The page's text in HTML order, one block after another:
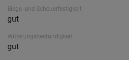
Biege- und Scheuerfestigkeit
gut
Witterungsbeständigkeit
gut